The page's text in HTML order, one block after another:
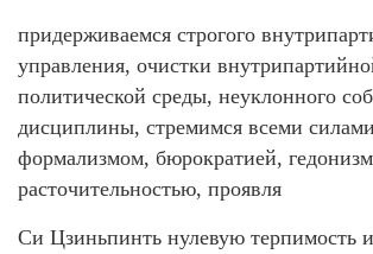
придерживаемся строгого
управления, очистки
политической среды, неуклонного
дисциплины, стремимся всеми
формализмом, бюрократией,
расточительностью, проявля
Си Цзиньпинть нулевую терпимость и